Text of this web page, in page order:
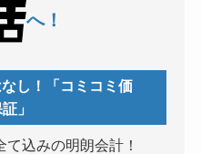
へ！
し！「コミコミ価
」
込みの明朗会計！